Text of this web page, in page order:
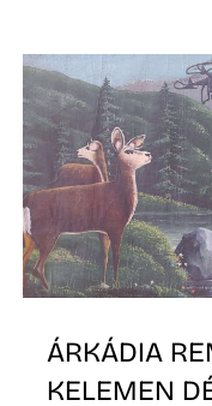
ÁRKÁDIA
KELEMEN